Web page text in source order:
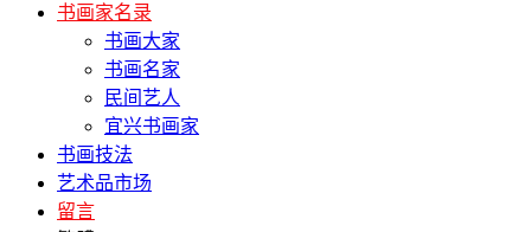
书画家名录
书画大家
书画名家
民间艺人
宜兴书画家
书画技法
艺术品市场
留言